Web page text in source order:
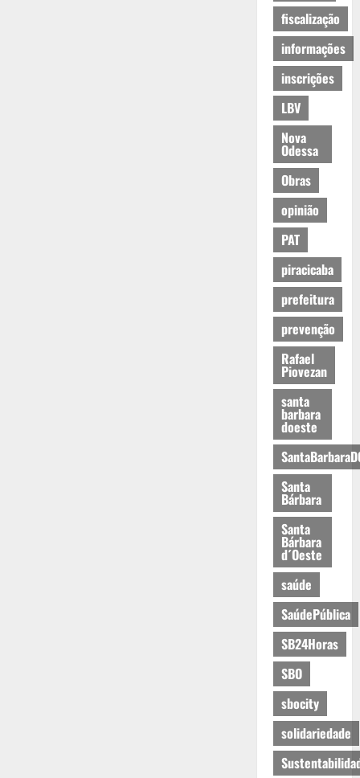
fiscalização
informações
inscrições
LBV
Nova
Odessa
Obras
opinião
PAT
piracicaba
prefeitura
prevenção
Rafael
Piovezan
santa
barbara
doeste
Santa
Bárbara
Santa
Bárbara
d´Oeste
saúde
SaúdePública
SB24Horas
SBO
sbocity
solidariedade